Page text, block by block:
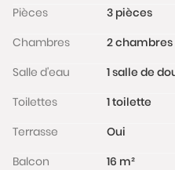
www.georisques.gouv.fr
Pièces
3 pièces
Chambres
2 chambres
Salle d'eau
1 salle de
Toilettes
1 toilette
Terrasse
Oui
Balcon
16 m²